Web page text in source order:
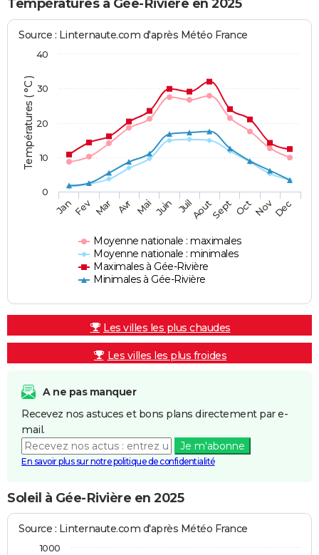
Températures à Gée-Rivière en 2025
Températures ( °C )
Source : Linternaute.com d'après Météo France
Moyenne nationale : maximales
Moyenne nationale : minimales
Maximales à Gée-Rivière
Minimales à Gée-Rivière
JanFev Mar Avr Mai Juin JuilAoutSept OctNovDec
0
10
20
30
40
Les villes les plus chaudes
Les villes les plus froides
A ne pas manquer
Recevez nos astuces et bons plans directement par e-
mail.
Je m'abonne
En savoir plus sur notre politique de confidentialité
Soleil à Gée-Rivière en 2025
Source : Linternaute.com d'après Météo France
1000